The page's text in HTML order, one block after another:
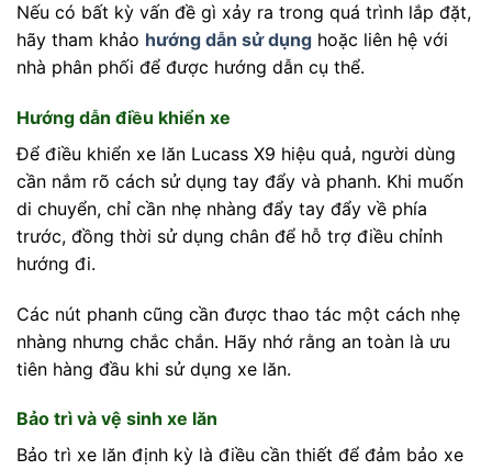
Nếu có bất kỳ vấn đề gì xảy ra trong quá trình lắp đặt,
hãy tham khảo hướng dẫn sử dụng hoặc liên hệ với
nhà phân phối để được hướng dẫn cụ thể.
Hướng dẫn điều khiển xe
Để điều khiển xe lăn Lucass X9 hiệu quả, người dùng
cần nắm rõ cách sử dụng tay đẩy và phanh. Khi muốn
di chuyển, chỉ cần nhẹ nhàng đẩy tay đẩy về phía
trước, đồng thời sử dụng chân để hỗ trợ điều chỉnh
hướng đi.
Các nút phanh cũng cần được thao tác một cách nhẹ
nhàng nhưng chắc chắn. Hãy nhớ rằng an toàn là ưu
tiên hàng đầu khi sử dụng xe lăn.
Bảo trì và vệ sinh xe lăn
Bảo trì xe lăn định kỳ là điều cần thiết để đảm bảo xe